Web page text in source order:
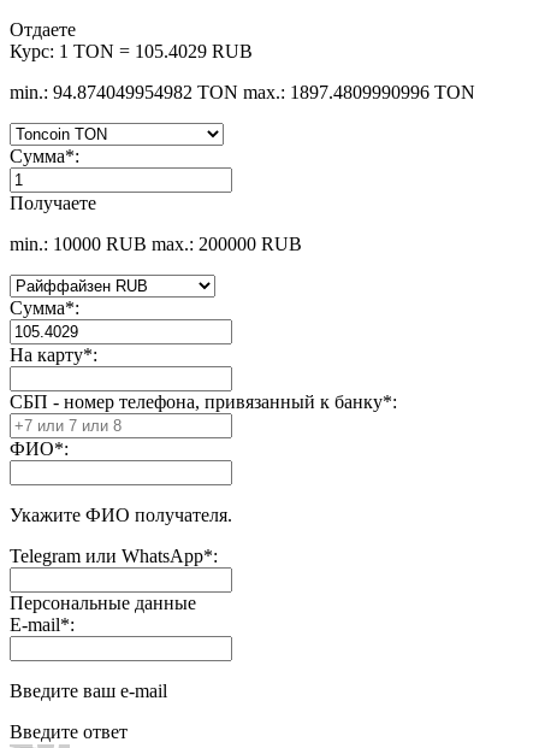
Отдаете
Курс: 1 TON = 105.4029 RUB
min.: 94.874049954982 TON max.: 1897.4809990996 TON
Сумма*:
Получаете
min.: 10000 RUB max.: 200000 RUB
Сумма*:
На карту*:
СБП - номер телефона, привязанный к банку*:
ФИО*:
Укажите ФИО получателя.
Telegram или WhatsApp*:
Персональные данные
E-mail*:
Введите ваш e-mail
Введите ответ